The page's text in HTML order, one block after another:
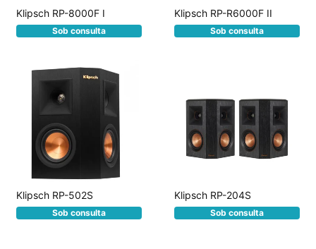
Klipsch RP-8000F I
Sob consulta
Klipsch RP-R6000F II
Sob consulta
Klipsch RP-502S
Sob consulta
Klipsch RP-204S
Sob consulta